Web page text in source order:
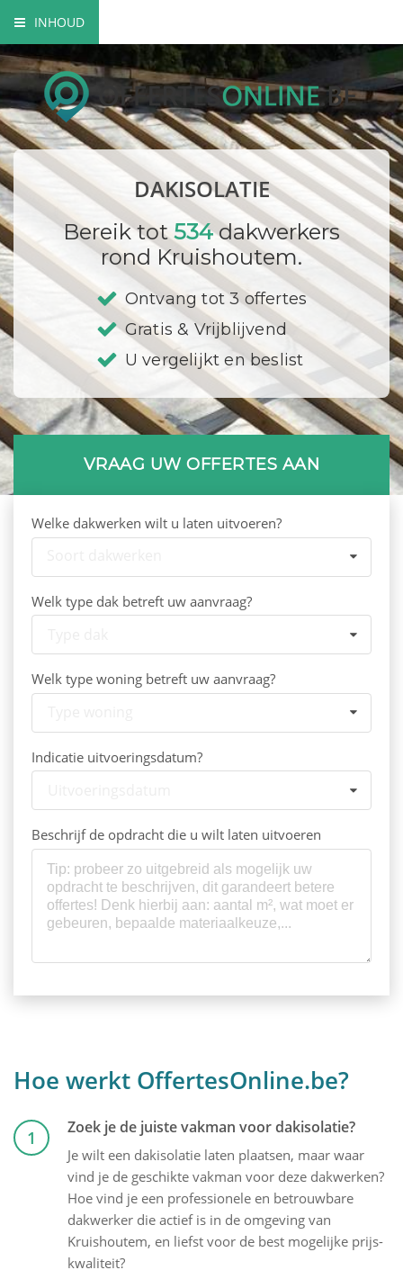
INHOUD
Soorten dakisolatie
Mogelijkheden dakisolatie
Wettelijke verplichtingen
Bedrijf registreren DAKISOLATIE
Bereik tot534dakwerkers
rond Kruishoutem.
Ontvang tot 3 offertes
Gratis & Vrijblijvend
U vergelijkt en beslist
VRAAG UW OFFERTES AAN
Welke dakwerken wilt u laten uitvoeren?
Welk type dak betreft uw aanvraag?
Welk type woning betreft uw aanvraag?
Indicatie uitvoeringsdatum?
Beschrijf de opdracht die u wilt laten uitvoeren
Hoe werkt OffertesOnline.be?
1 Zoek je de juiste vakman voor dakisolatie?
Je wilt een dakisolatie laten plaatsen, maar waar
vind je de geschikte vakman voor deze dakwerken?
Hoe vind je een professionele en betrouwbare
dakwerker die actief is in de omgeving van
Kruishoutem, en liefst voor de best mogelijke prijs-
kwaliteit?